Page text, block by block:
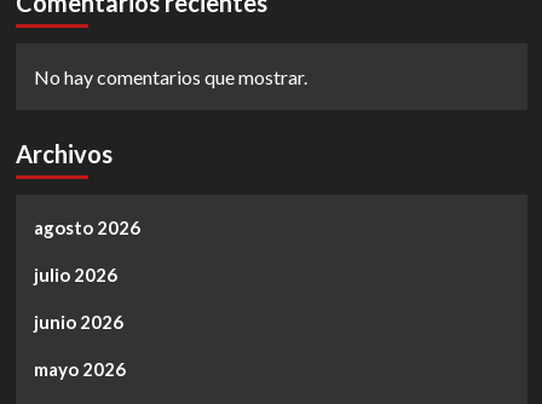
No hay comentarios que mostrar.
Archivos
agosto 2026
julio 2026
junio 2026
mayo 2026